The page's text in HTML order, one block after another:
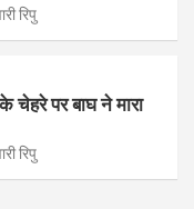
रिपु
पर बाघ ने मारा
रिपु